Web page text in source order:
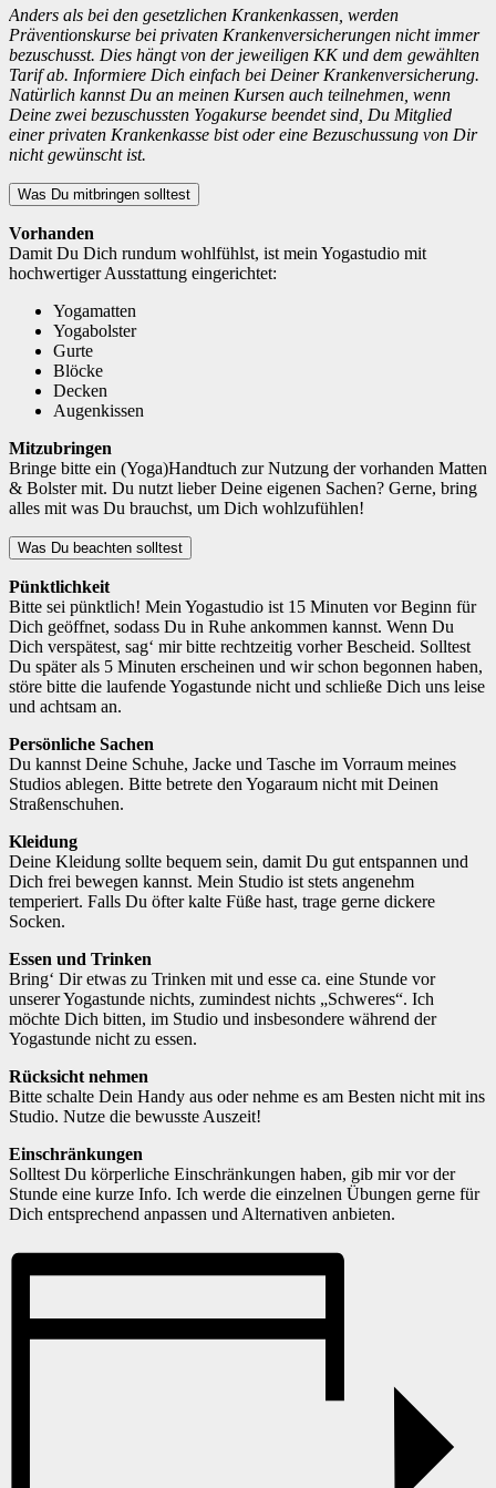
Anders als bei den gesetzlichen Krankenkassen, werden
Präventionskurse bei privaten Krankenversicherungen nicht immer
bezuschusst. Dies hängt von der jeweiligen KK und dem gewählten
Tarif ab. Informiere Dich einfach bei Deiner Krankenversicherung.
Natürlich kannst Du an meinen Kursen auch teilnehmen, wenn
Deine zwei bezuschussten Yogakurse beendet sind, Du Mitglied
einer privaten Krankenkasse bist oder eine Bezuschussung von Dir
nicht gewünscht ist.
Was Du mitbringen solltest
Vorhanden
Damit Du Dich rundum wohlfühlst, ist mein Yogastudio mit
hochwertiger Ausstattung eingerichtet:
Yogamatten
Yogabolster
Gurte
Blöcke
Decken
Augenkissen
Mitzubringen
Bringe bitte ein (Yoga)Handtuch zur Nutzung der vorhanden Matten
& Bolster mit. Du nutzt lieber Deine eigenen Sachen? Gerne, bring
alles mit was Du brauchst, um Dich wohlzufühlen!
Was Du beachten solltest
Pünktlichkeit
Bitte sei pünktlich! Mein Yogastudio ist 15 Minuten vor Beginn für
Dich geöffnet, sodass Du in Ruhe ankommen kannst. Wenn Du
Dich verspätest, sag‘ mir bitte rechtzeitig vorher Bescheid. Solltest
Du später als 5 Minuten erscheinen und wir schon begonnen haben,
störe bitte die laufende Yogastunde nicht und schließe Dich uns leise
und achtsam an.
Persönliche Sachen
Du kannst Deine Schuhe, Jacke und Tasche im Vorraum meines
Studios ablegen. Bitte betrete den Yogaraum nicht mit Deinen
Straßenschuhen.
Kleidung
Deine Kleidung sollte bequem sein, damit Du gut entspannen und
Dich frei bewegen kannst. Mein Studio ist stets angenehm
temperiert. Falls Du öfter kalte Füße hast, trage gerne dickere
Socken.
Essen und Trinken
Bring‘ Dir etwas zu Trinken mit und esse ca. eine Stunde vor
unserer Yogastunde nichts, zumindest nichts „Schweres“. Ich
möchte Dich bitten, im Studio und insbesondere während der
Yogastunde nicht zu essen.
Rücksicht nehmen
Bitte schalte Dein Handy aus oder nehme es am Besten nicht mit ins
Studio. Nutze die bewusste Auszeit!
Einschränkungen
Solltest Du körperliche Einschränkungen haben, gib mir vor der
Stunde eine kurze Info. Ich werde die einzelnen Übungen gerne für
Dich entsprechend anpassen und Alternativen anbieten.